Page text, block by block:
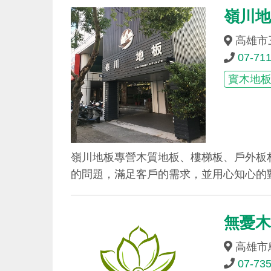
嶺川
高雄市
07-
實木地
嶺川地板專營木質地板、樓梯板、戶外
的問題，滿足客戶的需求，並用心知心
無憂
高雄市
07-